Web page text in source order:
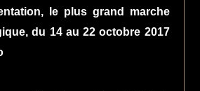
le plus grand marche
du 14 au 22 octobre 2017